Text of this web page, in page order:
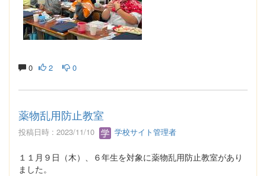
0 2 0
薬物乱用防止教室
投稿日時 : 2023/11/10 学校サイト管理者
１１月９日（木）、６年生を対象に薬物乱用防止教室があり
ました。